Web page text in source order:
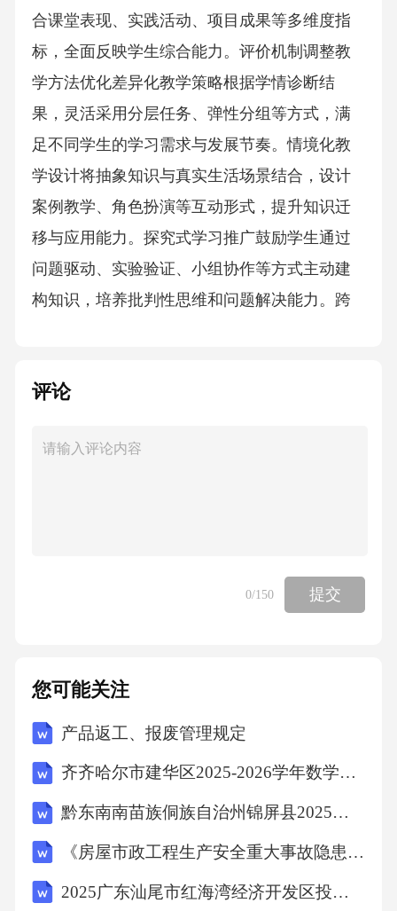
合课堂表现、实践活动、项目成果等多维度指
标，全面反映学生综合能力。评价机制调整教
学方法优化差异化教学策略根据学情诊断结
果，灵活采用分层任务、弹性分组等方式，满
足不同学生的学习需求与发展节奏。情境化教
学设计将抽象知识与真实生活场景结合，设计
案例教学、角色扮演等互动形式，提升知识迁
移与应用能力。探究式学习推广鼓励学生通过
问题驱动、实验验证、小组协作等方式主动建
构知识，培养批判性思维和问题解决能力。跨
例，促进知识互联互通与深度学习。STEAM教
调查）融合科学、技术、工程、艺术与数学，
维。培训目标设置04引导教师探索多元化教学
策略，如项目式学习、跨学科整合等，提升课
结果性评价结合，精准反馈学生学习效果。评
价体系优化01020304通过系统化培训帮助教师
全面掌握新课标的核心内容、框架结构及实施
化课标理解培养教师高效利用数字化教学工具
和校本资源的能力，支持个性化教学需求。资
源整合能力教师能力提升学生发展导向核心素
评论
0/150 提交
您可能关注
产品返工、报废管理规定
齐齐哈尔市建华区2025-2026学年数学四年级下学期期末复习检测试题（含答案）
黔东南南苗族侗族自治州锦屏县2025年数学三年级下学期期末考试模拟试题含答案解析
《房屋市政工程生产安全重大事故隐患判定标准（2024版）》准培训考试题
2025广东汕尾市红海湾经济开发区投资控股有限公司招聘会计岗位拟聘用人员笔试历年难易错考点试卷带答案解析